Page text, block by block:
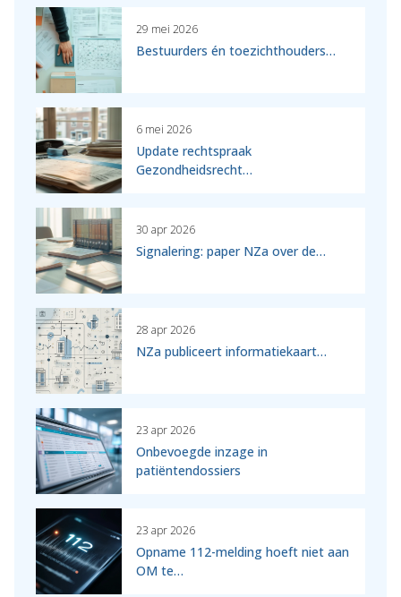
29 mei 2026
Bestuurders én toezichthouders…
6 mei 2026
Update rechtspraak
Gezondheidsrecht…
30 apr 2026
Signalering: paper NZa over de…
28 apr 2026
NZa publiceert informatiekaart…
23 apr 2026
Onbevoegde inzage in
patiëntendossiers
23 apr 2026
Opname 112-melding hoeft niet aan
OM te…